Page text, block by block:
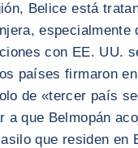
Belice está
especialmente
con EE. UU.
países firmaron
de «tercer país
a que Belmopán
que residen en